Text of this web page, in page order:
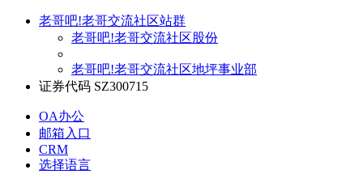
老哥吧!老哥交流社区站群
老哥吧!老哥交流社区股份
老哥吧!老哥交流社区地坪事业部
证券代码 SZ300715
OA办公
邮箱入口
CRM
选择语言